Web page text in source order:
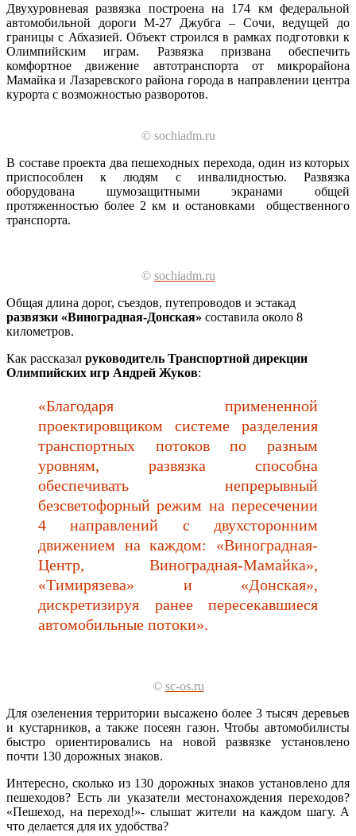
Двухуровневая развязка построена на 174 км федеральной
автомобильной дороги М-27 Джубга – Сочи, ведущей до
границы с Абхазией. Объект строился в рамках подготовки к
Олимпийским играм. Развязка призвана обеспечить
комфортное движение автотранспорта от микрорайона
Мамайка и Лазаревского района города в направлении центра
курорта с возможностью разворотов.
© sochiadm.ru
В составе проекта два пешеходных перехода, один из которых
приспособлен к людям с инвалидностью. Развязка
оборудована шумозащитными экранами общей
протяженностью более 2 км и остановками общественного
транспорта.
© sochiadm.ru
Общая длина дорог, съездов, путепроводов и эстакад
развязки «Виноградная-Донская» составила около 8
километров.
Как рассказал руководитель Транспортной дирекции
Олимпийских игр Андрей Жуков:
«Благодаря примененной
проектировщиком системе разделения
транспортных потоков по разным
уровням, развязка способна
обеспечивать непрерывный
безсветофорный режим на пересечении
4 направлений с двухсторонним
движением на каждом: «Виноградная-
Центр, Виноградная-Мамайка»,
«Тимирязева» и «Донская»,
дискретизируя ранее пересекавшиеся
автомобильные потоки».
© sc-os.ru
Для озеленения территории высажено более 3 тысяч деревьев
и кустарников, а также посеян газон. Чтобы автомобилисты
быстро ориентировались на новой развязке установлено
почти 130 дорожных знаков.
Интересно, сколько из 130 дорожных знаков установлено для
пешеходов? Есть ли указатели местонахождения переходов?
«Пешеход, на переход!»- слышат жители на каждом шагу. А
что делается для их удобства?